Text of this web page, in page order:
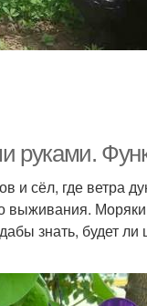
руками.
и сёл, где ветра
знать, будет